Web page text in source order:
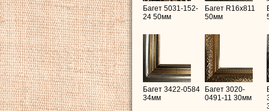
Багет 5031-152-
24 50мм
Багет R16х811
50мм
Багет 3422-0584
34мм
Багет 3020-
0491-11 30мм